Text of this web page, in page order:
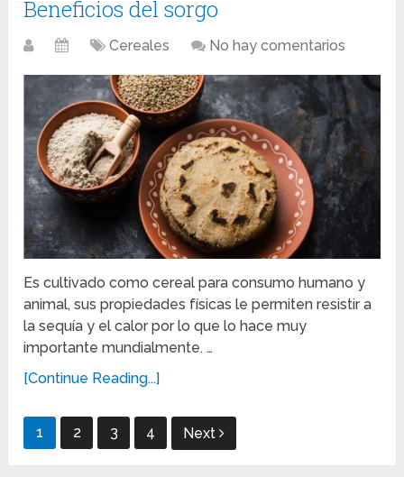
Beneficios del sorgo
Cereales No hay comentarios
Es cultivado como cereal para consumo humano y
animal, sus propiedades físicas le permiten resistir a
la sequía y el calor por lo que lo hace muy
importante mundialmente. …
[Continue Reading...]
Navegación
1 2 3 4 Next